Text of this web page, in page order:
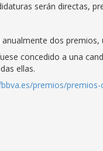
serán directas,
dos
concedido a una
ellas.
premios/